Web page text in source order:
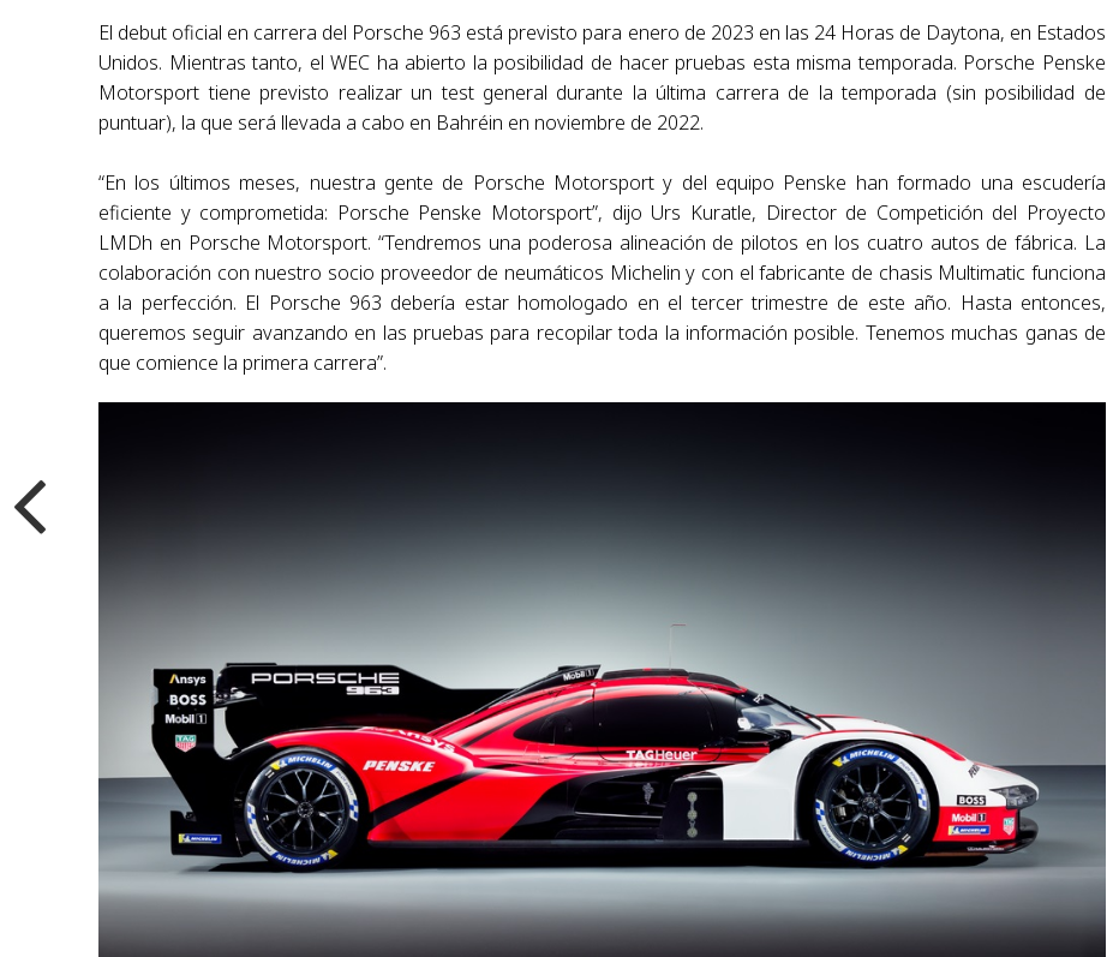
El debut oficial en carrera del Porsche 963 está previsto para enero de 2023 en las 24 Horas de Daytona, en Estados
Unidos. Mientras tanto, el WEC ha abierto la posibilidad de hacer pruebas esta misma temporada. Porsche Penske
Motorsport tiene previsto realizar un test general durante la última carrera de la temporada (sin posibilidad de
puntuar), la que será llevada a cabo en Bahréin en noviembre de 2022.
“En los últimos meses, nuestra gente de Porsche Motorsport y del equipo Penske han formado una escudería
eficiente y comprometida: Porsche Penske Motorsport”, dijo Urs Kuratle, Director de Competición del Proyecto
LMDh en Porsche Motorsport. “Tendremos una poderosa alineación de pilotos en los cuatro autos de fábrica. La
colaboración con nuestro socio proveedor de neumáticos Michelin y con el fabricante de chasis Multimatic funciona
a la perfección. El Porsche 963 debería estar homologado en el tercer trimestre de este año. Hasta entonces,
queremos seguir avanzando en las pruebas para recopilar toda la información posible. Tenemos muchas ganas de
que comience la primera carrera”.